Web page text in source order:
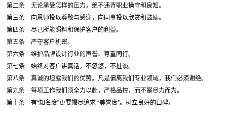
第二条 无论承受怎样的压力，绝不违背职业操守和良知。
第三条 向恩师投以尊敬与感谢，向同事投以欣赏和鼓励。
第四条 尽己所能照料和保护客户的利益。
第五条 严守客户机密。
第六条 维护品牌设计行业的声誉、尊重同行。
第七条 始终对客户讲真话，不忽悠，不扯淡。
第八条 真诚的坦露我们的优势。凡是偏离我们专业领域，我们必须谢绝。
第九条 每项工作我们须全力以赴，严格品控，而不是尽力而为。
第十条 有“知名度”更要竭尽追求 “美誉度”。树立良好的口碑。